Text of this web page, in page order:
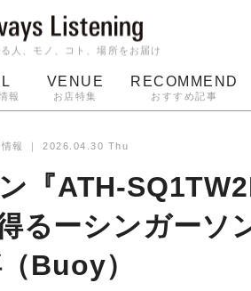
人、モノ、コト、場所をお届け
報
VENUE
お店特集
RECOMMEND
おすすめ記事
ーンテーブル
報 ｜2026.04.30 Thu
『ATH-
るーシンガーソ
Buoy）